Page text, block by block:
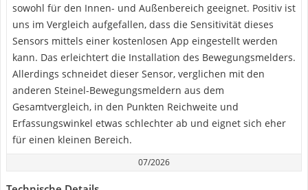
sowohl für den Innen- und Außenbereich geeignet. Positiv ist
uns im Vergleich aufgefallen, dass die Sensitivität dieses
Sensors mittels einer kostenlosen App eingestellt werden
kann. Das erleichtert die Installation des Bewegungsmelders.
Allerdings schneidet dieser Sensor, verglichen mit den
anderen Steinel-Bewegungsmeldern aus dem
Gesamtvergleich, in den Punkten Reichweite und
Erfassungswinkel etwas schlechter ab und eignet sich eher
für einen kleinen Bereich.
07/2026